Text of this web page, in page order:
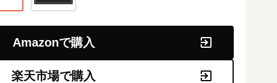
Amazonで購入
楽天市場で購入